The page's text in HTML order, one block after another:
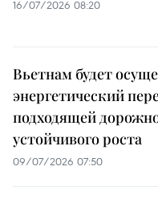
16/07/2026 08:20
Вьетнам будет
энергетический
подходящей
устойчивого роста
09/07/2026 07:50